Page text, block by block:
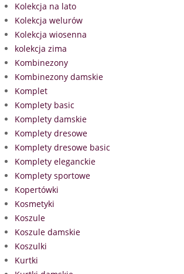
Kolekcja na lato
Kolekcja welurów
Kolekcja wiosenna
kolekcja zima
Kombinezony
Kombinezony damskie
Komplet
Komplety basic
Komplety damskie
Komplety dresowe
Komplety dresowe basic
Komplety eleganckie
Komplety sportowe
Kopertówki
Kosmetyki
Koszule
Koszule damskie
Koszulki
Kurtki